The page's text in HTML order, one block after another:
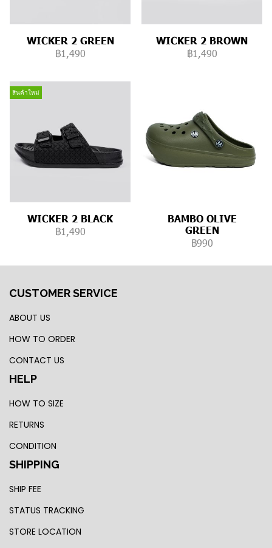
WICKER 2 GREEN
฿1,490
WICKER 2 BROWN
฿1,490
สินค้าใหม่
WICKER 2 BLACK
฿1,490
BAMBO OLIVE
GREEN
฿990
CUSTOMER SERVICE
ABOUT US
HOW TO ORDER
CONTACT US
HELP
HOW TO SIZE
RETURNS
CONDITION
SHIPPING
SHIP FEE
STATUS TRACKING
STORE LOCATION